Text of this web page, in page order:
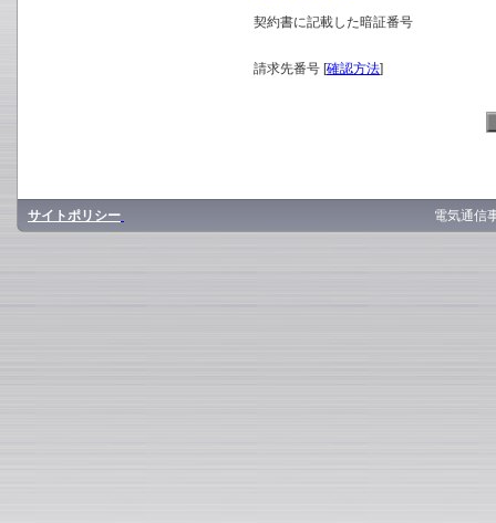
契約書に記載した暗証番号
請求先番号 [確認方法]
サイトポリシー 電気通信